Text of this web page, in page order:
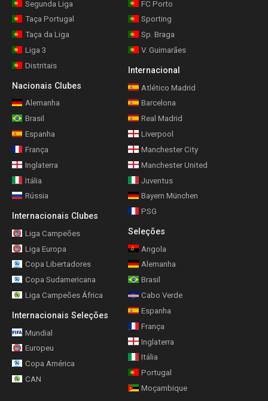
Segunda Liga
Taça Portugal
Taça da Liga
Liga 3
Distritais
Nacionais Clubes
Alemanha
Brasil
Espanha
França
Inglaterra
Itália
Rússia
Internacionais Clubes
Liga Campeões
Liga Europa
Copa Libertadores
Copa Sudamericana
Liga Campeões África
Internacionais Seleções
Mundial
Europeu
Copa América
CAN
FC Porto
Sporting
Sp. Braga
V. Guimarães
Internacional
Atlético Madrid
Barcelona
Real Madrid
Liverpool
Manchester City
Manchester United
Juventus
Bayern München
PSG
Seleções
Angola
Alemanha
Brasil
Cabo Verde
Espanha
França
Inglaterra
Itália
Portugal
Moçambique